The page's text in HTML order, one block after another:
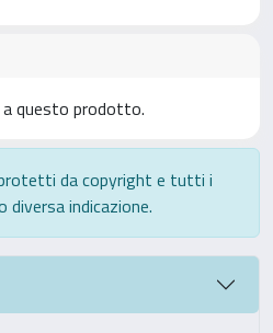
questo prodotto.
da copyright e tutti i
indicazione.